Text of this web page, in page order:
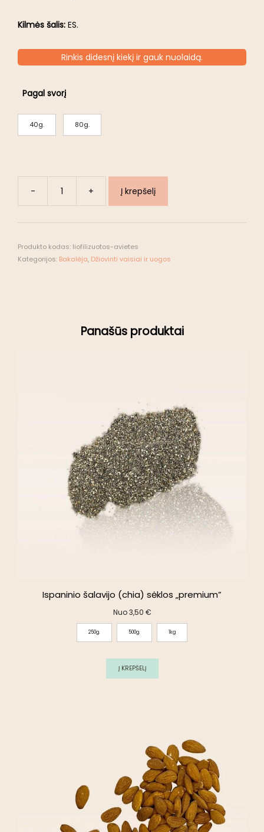
Kilmės šalis: ES.
Rinkis didesnį kiekį ir gauk nuolaidą.
Pagal svorį
40g. 80g.
- + Į krepšelį
Produkto kodas: liofilizuotos-avietes
Kategorijos: Bakalėja, Džiovinti vaisiai ir uogos
Panašūs produktai
Ispaninio šalavijo (chia) sėklos „premium”
Nuo3,50 €
250g. 500g. 1kg
Į KREPŠELĮ